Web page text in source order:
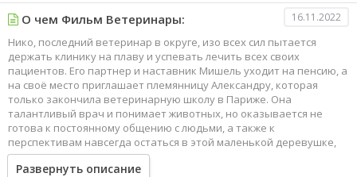
О чем Фильм Ветеринары: 16.11.2022
Нико, последний ветеринар в округе, изо всех сил пытается
держать клинику на плаву и успевать лечить всех своих
пациентов. Его партнер и наставник Мишель уходит на пенсию, а
на своё место приглашает племянницу Александру, которая
только закончила ветеринарную школу в Париже. Она
талантливый врач и понимает животных, но оказывается не
готова к постоянному общению с людьми, а также к
перспективам навсегда остаться в этой маленькой деревушке,
где когда-то выросла.
Развернуть описание